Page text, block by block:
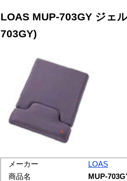
LOAS MUP-703GY ジェ
703GY)
メーカー
LOAS
商品名
MUP-